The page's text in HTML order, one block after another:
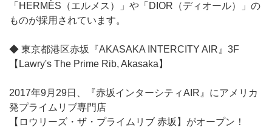
「HERMÈS（エルメス）」や「DIOR（ディオール）」の
ものが採用されています。
◆ 東京都港区赤坂『AKASAKA INTERCITY AIR』3F
【Lawry's The Prime Rib, Akasaka】
2017年9月29日、『赤坂インターシティAIR』にアメリカ
発プライムリブ専門店
【ロウリーズ・ザ・プライムリブ 赤坂】がオープン！